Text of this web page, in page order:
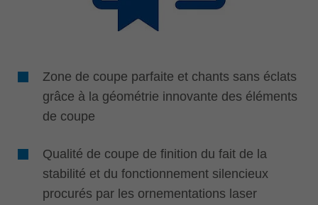
Zone de coupe parfaite et chants sans éclats
grâce à la géométrie innovante des éléments
de coupe
Qualité de coupe de finition du fait de la
stabilité et du fonctionnement silencieux
procurés par les ornementations laser